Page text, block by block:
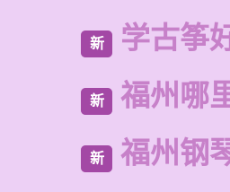
新 学古筝
新 福州哪
新 福州钢